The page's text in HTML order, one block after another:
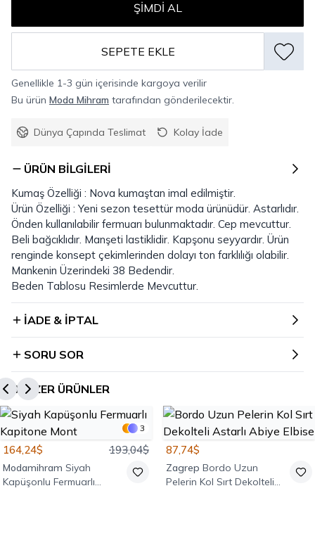
ŞIMDI AL
SEPETE EKLE
Genellikle 1-3 gün içerisinde kargoya verilir
Bu ürün Moda Mihram tarafından gönderilecektir.
Dünya Çapında Teslimat Kolay İade
ÜRÜN BILGILERI
Kumaş Özelliği : Nova kumaştan imal edilmiştir.
Ürün Özelliği : Yeni sezon tesettür moda ürünüdür. Astarlıdır.
Önden kullanılabilir fermuarı bulunmaktadır. Cep mevcuttur.
Beli bağcıklıdır. Manşeti lastiklidir. Kapşonu seyyardır. Ürün
renginde konsept çekimlerinden dolayı ton farklılığı olabilir.
Mankenin Üzerindeki 38 Bedendir.
Beden Tablosu Resimlerde Mevcuttur.
İADE & İPTAL
SORU SOR
BENZER ÜRÜNLER
3
164,24$ 193,04$
Modamihram Siyah
Kapüşonlu Fermuarlı
87,74$
Zagrep Bordo Uzun
Pelerin Kol Sırt Dekolteli